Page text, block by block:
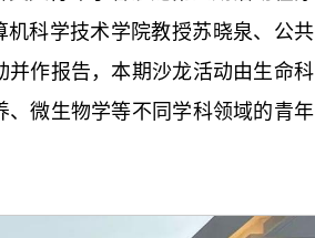
机科学技术学院教授苏晓泉、公共
作报告，本期沙龙活动由生命科
微生物学等不同学科领域的青年